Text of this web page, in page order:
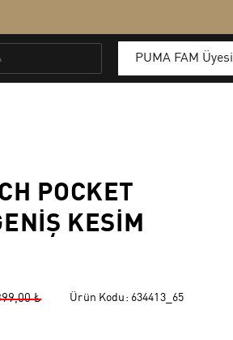
POCKET
KESIM
₺ Ürün Kodu: 634413_65